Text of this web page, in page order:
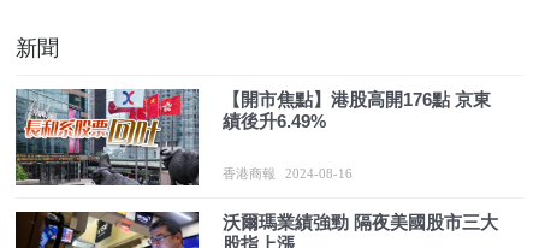
新聞
【開市焦點】港股高開176點 京東
績後升6.49%
香港商報 2024-08-16
沃爾瑪業績強勁 隔夜美國股市三大
股指上漲